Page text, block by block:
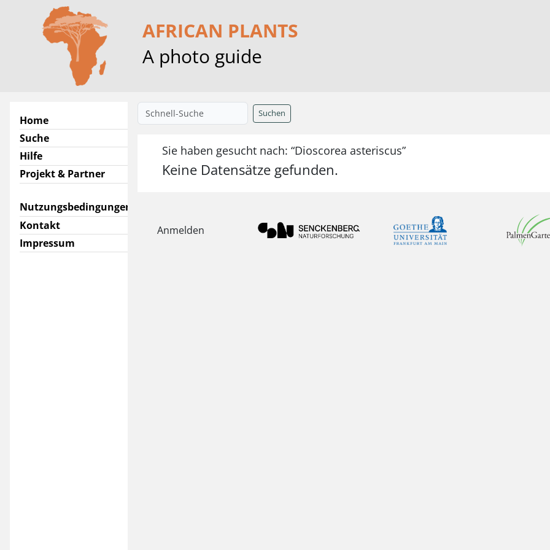
AFRICAN PLANTS
A photo guide
Home
Suche
Hilfe
Projekt & Partner
Nutzungsbedingungen
Kontakt
Impressum
Suchen
Sie haben gesucht nach: “Dioscorea asteriscus”
Keine Datensätze gefunden.
Anmelden